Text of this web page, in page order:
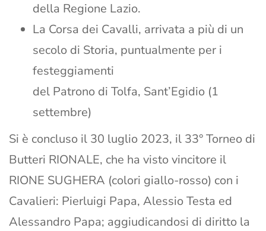
della Regione Lazio.
La Corsa dei Cavalli, arrivata a più di un
secolo di Storia, puntualmente per i
festeggiamenti
del Patrono di Tolfa, Sant’Egidio (1
settembre)
Si è concluso il 30 luglio 2023, il 33° Torneo di
Butteri RIONALE, che ha visto vincitore il
RIONE SUGHERA (colori giallo-rosso) con i
Cavalieri: Pierluigi Papa, Alessio Testa ed
Alessandro Papa; aggiudicandosi di diritto la